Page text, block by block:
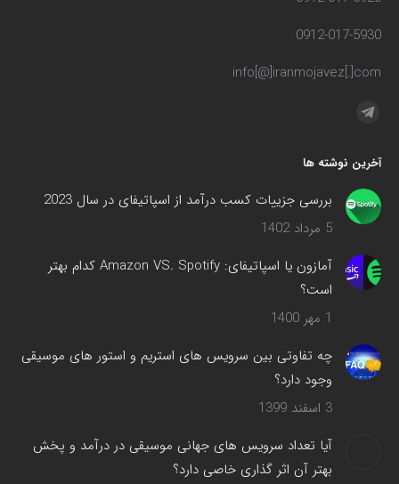
0912-017-5930
info[@]iranmojavez[.]com
مارا در اینجا پیدا کنید:
تلگرام
در
پنجره
جدید
می‌شود
آخرین نوشته ها
بررسی جزییات کسب درآمد از اسپاتیفای در سال 2023
5 مرداد 1402
آمازون یا اسپاتیفای: Amazon VS. Spotify کدام بهتر
است؟
1 مهر 1400
چه تفاوتی بین سرویس های استریم و استور های موسیقی
وجود دارد؟
3 اسفند 1399
آیا تعداد سرویس های جهانی موسیقی در درآمد و پخش
بهتر آن اثر گذاری خاصی دارد؟